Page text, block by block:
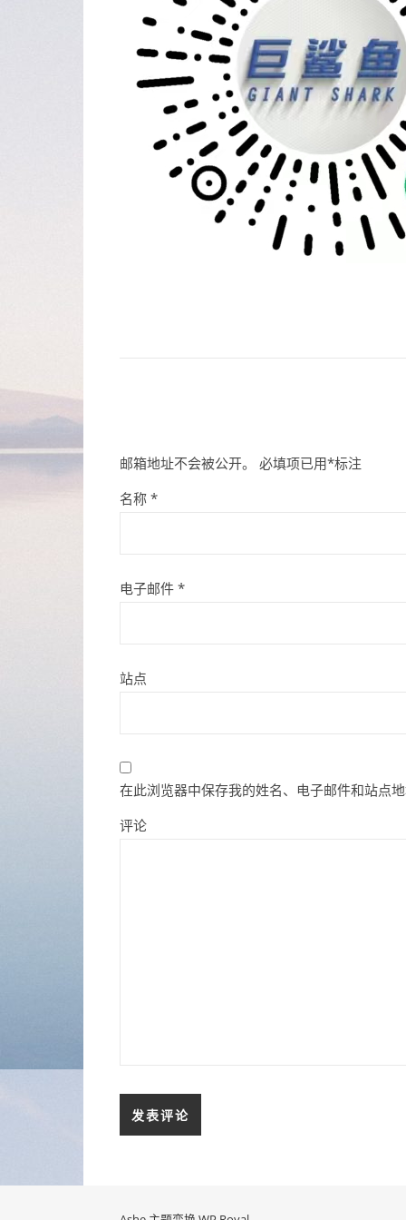
邮箱地址不会被公开。 必填项已用*标注
名称 *
电子邮件 *
站点
在此浏览器中保存我的姓名、电子邮件和站点
评论